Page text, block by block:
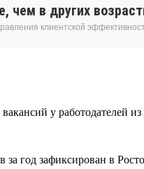
чем в других
клиентской
у работодателей
год зафиксирован в